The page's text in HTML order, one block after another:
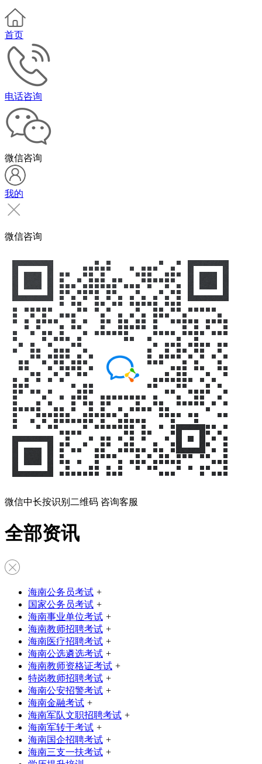
首页
电话咨询
微信咨询
我的
微信咨询
微信中长按识别二维码 咨询客服
全部资讯
海南公务员考试 +
国家公务员考试 +
海南事业单位考试 +
海南教师招聘考试 +
海南医疗招聘考试 +
海南公选遴选考试 +
海南教师资格证考试 +
特岗教师招聘考试 +
海南公安招警考试 +
海南金融考试 +
海南军队文职招聘考试 +
海南军转干考试 +
海南国企招聘考试 +
海南三支一扶考试 +